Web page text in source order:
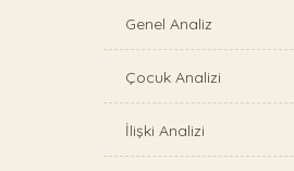
Genel Analiz
Çocuk Analizi
İlişki Analizi